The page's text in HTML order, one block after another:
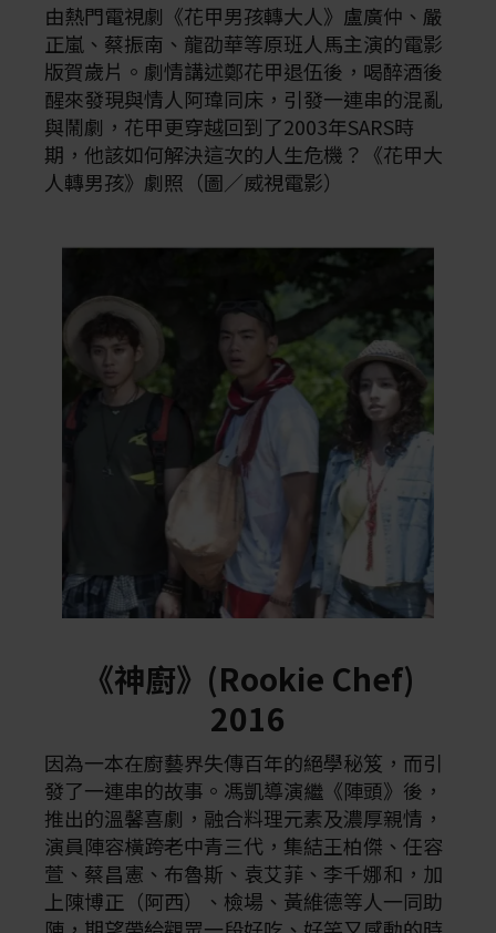
由熱門電視劇《花甲男孩轉大人》盧廣仲、嚴
正嵐、蔡振南、龍劭華等原班人馬主演的電影
版賀歲片。劇情講述鄭花甲退伍後，喝醉酒後
醒來發現與情人阿瑋同床，引發一連串的混亂
與鬧劇，花甲更穿越回到了2003年SARS時
期，他該如何解決這次的人生危機？《花甲大
人轉男孩》劇照（圖／威視電影）
《神廚》(Rookie Chef)
2016
因為一本在廚藝界失傳百年的絕學秘笈，而引
發了一連串的故事。馮凱導演繼《陣頭》後，
推出的溫馨喜劇，融合料理元素及濃厚親情，
演員陣容橫跨老中青三代，集結王柏傑、任容
萱、蔡昌憲、布魯斯、袁艾菲、李千娜和，加
上陳博正（阿西）、檢場、黃維德等人一同助